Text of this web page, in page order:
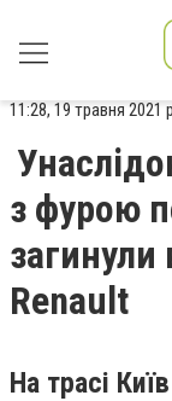
11:28, 19 травня 2021
з фурою
загинули
Renault
На трасі